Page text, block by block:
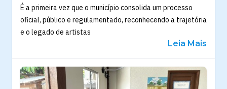
É a primeira vez que o município consolida um processo
oficial, público e regulamentado, reconhecendo a trajetória
e o legado de artistas
Leia Mais